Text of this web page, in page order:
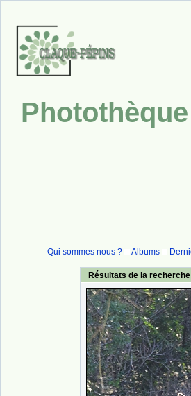
Qui sommes nous ?
Albums
Résultats de la